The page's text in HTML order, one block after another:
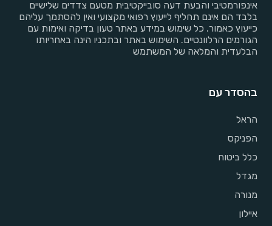
אינפורמטיבי והבעת דעה סובייקטיבית מטעם צדדים שלישיים
בלבד הם אינם תחליף לייעוץ רפואי מקצועי ואין להסתמך עליהם
כייעוץ כאמור. כל שימוש במידע באתר טעון בדיקה ואימות עם
הגורמים הרלוונטיים. השימוש באתר ובתכניו הינה באחריותו
הבלעדית והמלאה של המשתמש
בהסדר עם
הראל
הפניקס
כלל ביטוח
מגדל
מנורה
איילון